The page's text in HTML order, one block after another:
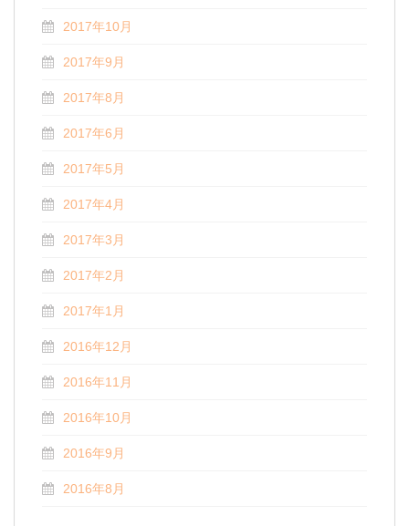
2017年10月
2017年9月
2017年8月
2017年6月
2017年5月
2017年4月
2017年3月
2017年2月
2017年1月
2016年12月
2016年11月
2016年10月
2016年9月
2016年8月